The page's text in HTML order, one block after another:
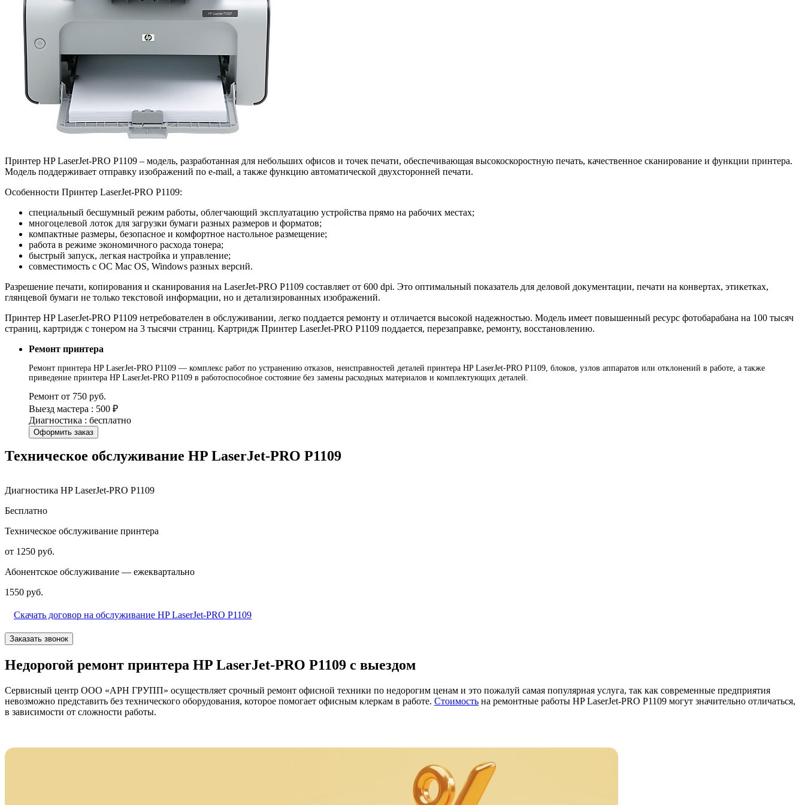
Принтер HP LaserJet-PRO P1109 – модель, разработанная для небольших офисов и точек печати, обеспечивающая высокоскоростную печать, качественное сканирование и функции принтера.
Модель поддерживает отправку изображений по e-mail, а также функцию автоматической двухсторонней печати.
Особенности Принтер LaserJet-PRO P1109:
специальный бесшумный режим работы, облегчающий эксплуатацию устройства прямо на рабочих местах;
многоцелевой лоток для загрузки бумаги разных размеров и форматов;
компактные размеры, безопасное и комфортное настольное размещение;
работа в режиме экономичного расхода тонера;
быстрый запуск, легкая настройка и управление;
совместимость с ОС Mac OS, Windows разных версий.
Разрешение печати, копирования и сканирования на LaserJet-PRO P1109 составляет от 600 dpi. Это оптимальный показатель для деловой документации, печати на конвертах, этикетках,
глянцевой бумаги не только текстовой информации, но и детализированных изображений.
Принтер HP LaserJet-PRO P1109 нетребователен в обслуживании, легко поддается ремонту и отличается высокой надежностью. Модель имеет повышенный ресурс фотобарабана на 100 тысяч
страниц, картридж с тонером на 3 тысячи страниц. Картридж Принтер LaserJet-PRO P1109 поддается, перезаправке, ремонту, восстановлению.
Ремонт принтера
Ремонт принтера HP LaserJet-PRO P1109 — комплекс работ по устранению отказов, неисправностей деталей принтера HP LaserJet-PRO P1109, блоков, узлов аппаратов или отклонений в работе, а также
приведение принтера HP LaserJet-PRO P1109 в работоспособное состояние без замены расходных материалов и комплектующих деталей.
Ремонт от 750 руб.
Выезд мастера : 500 ₽
Диагностика : бесплатно
Оформить заказ
Техническое обслуживание HP LaserJet-PRO P1109
Диагностика HP LaserJet-PRO P1109
Бесплатно
Техническое обслуживание принтера
от 1250 руб.
Абонентское обслуживание — ежеквартально
1550 руб.
Скачать договор на обслуживание HP LaserJet-PRO P1109
Заказать звонок
Недорогой ремонт принтера HP LaserJet-PRO P1109 с выездом
Сервисный центр ООО «АРН ГРУПП» осуществляет срочный ремонт офисной техники по недорогим ценам и это пожалуй самая популярная услуга, так как современные предприятия
невозможно представить без технического оборудования, которое помогает офисным клеркам в работе. Стоимость на ремонтные работы HP LaserJet-PRO P1109 могут значительно отличаться,
в зависимости от сложности работы.